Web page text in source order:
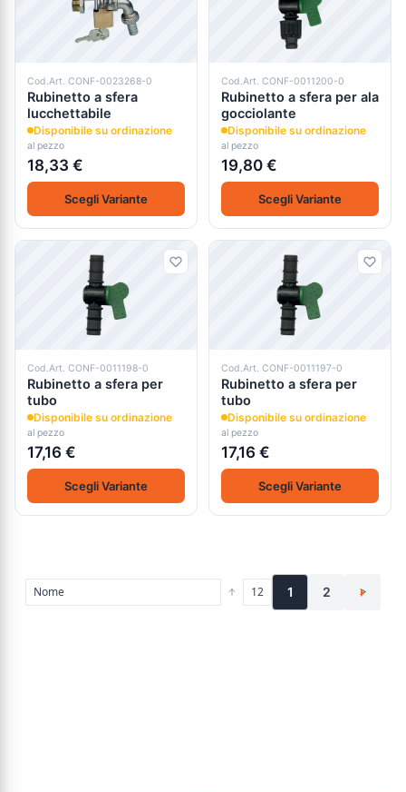
Cod.Art. CONF-0023268-0
Rubinetto a sfera
lucchettabile
Disponibile su ordinazione
al pezzo
18,33 €
Scegli Variante
Cod.Art. CONF-0011200-0
Rubinetto a sfera per ala
gocciolante
Disponibile su ordinazione
al pezzo
19,80 €
Scegli Variante
Cod.Art. CONF-0011198-0
Rubinetto a sfera per
tubo
Disponibile su ordinazione
al pezzo
17,16 €
Scegli Variante
Cod.Art. CONF-0011197-0
Rubinetto a sfera per
tubo
Disponibile su ordinazione
al pezzo
17,16 €
Scegli Variante
1 2 >